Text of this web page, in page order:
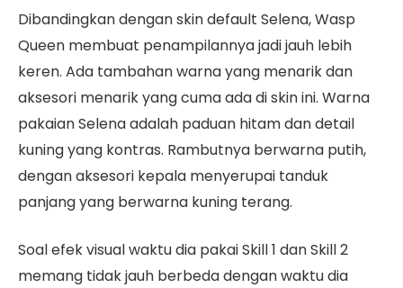
Dibandingkan dengan skin default Selena, Wasp
Queen membuat penampilannya jadi jauh lebih
keren. Ada tambahan warna yang menarik dan
aksesori menarik yang cuma ada di skin ini. Warna
pakaian Selena adalah paduan hitam dan detail
kuning yang kontras. Rambutnya berwarna putih,
dengan aksesori kepala menyerupai tanduk
panjang yang berwarna kuning terang.
Soal efek visual waktu dia pakai Skill 1 dan Skill 2
memang tidak jauh berbeda dengan waktu dia